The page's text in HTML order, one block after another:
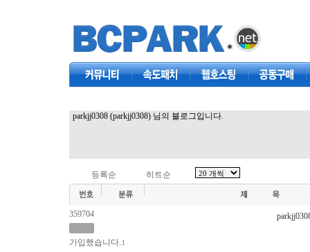
parkjj0308 (parkjj0308) 님의 블로그입니다.
등록순 히트순
359704
가입했습니다..1